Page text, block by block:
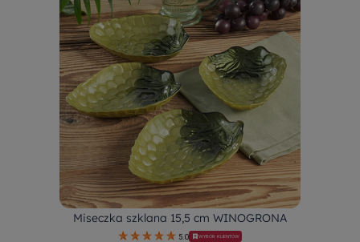
Miseczka szklana 15,5 cm WINOGRONA
5.0 WYBÓR KLIENTÓW